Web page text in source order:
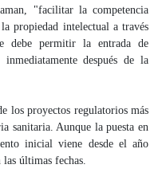
"facilitar la competencia
propiedad intelectual a través
debe permitir la entrada de
después de la
los proyectos regulatorios más
sanitaria. Aunque la puesta en
inicial viene desde el año
últimas fechas.